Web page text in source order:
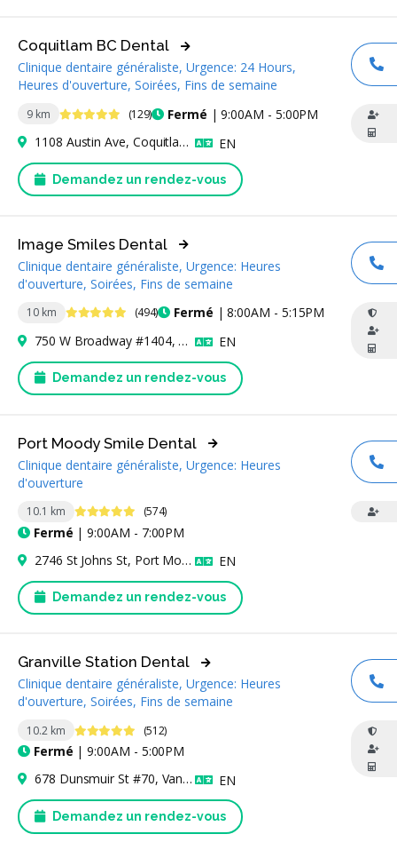
9 km 4.9 étoiles (129) Fermé | 9:00AM - 5:00PM
Coquitlam BC Dental
Clinique dentaire généraliste, Urgence: 24 Hours,
Heures d'ouverture, Soirées, Fins de semaine
Demandez un rendez-vous
1108 Austin Ave, Coquitlam, BC V3K 3P5, Canada EN
10 km 5 étoiles (494) Fermé | 8:00AM - 5:15PM
Image Smiles Dental
Clinique dentaire généraliste, Urgence: Heures
d'ouverture, Soirées, Fins de semaine
Demandez un rendez-vous
750 W Broadway #1404, Vancouver, BC V5Z 1J4, Canada EN
10.1 km 4.9 étoiles (574)
Fermé | 9:00AM - 7:00PM
Port Moody Smile Dental
Clinique dentaire généraliste, Urgence: Heures
d'ouverture
Demandez un rendez-vous
2746 St Johns St, Port Moody, BC V3H 0H2, Canada EN
10.2 km 4.8 étoiles (512)
Fermé | 9:00AM - 5:00PM
Granville Station Dental
Clinique dentaire généraliste, Urgence: Heures
d'ouverture, Soirées, Fins de semaine
Demandez un rendez-vous
678 Dunsmuir St #70, Vancouver, BC V6B 1N3, Canada EN